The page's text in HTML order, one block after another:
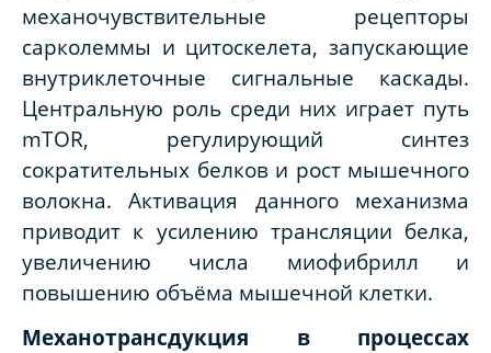
механочувствительные рецепторы
сарколеммы и цитоскелета, запускающие
внутриклеточные сигнальные каскады.
Центральную роль среди них играет путь
mTOR, регулирующий синтез
сократительных белков и рост мышечного
волокна. Активация данного механизма
приводит к усилению трансляции белка,
увеличению числа миофибрилл и
повышению объёма мышечной клетки.
Механотрансдукция в процессах